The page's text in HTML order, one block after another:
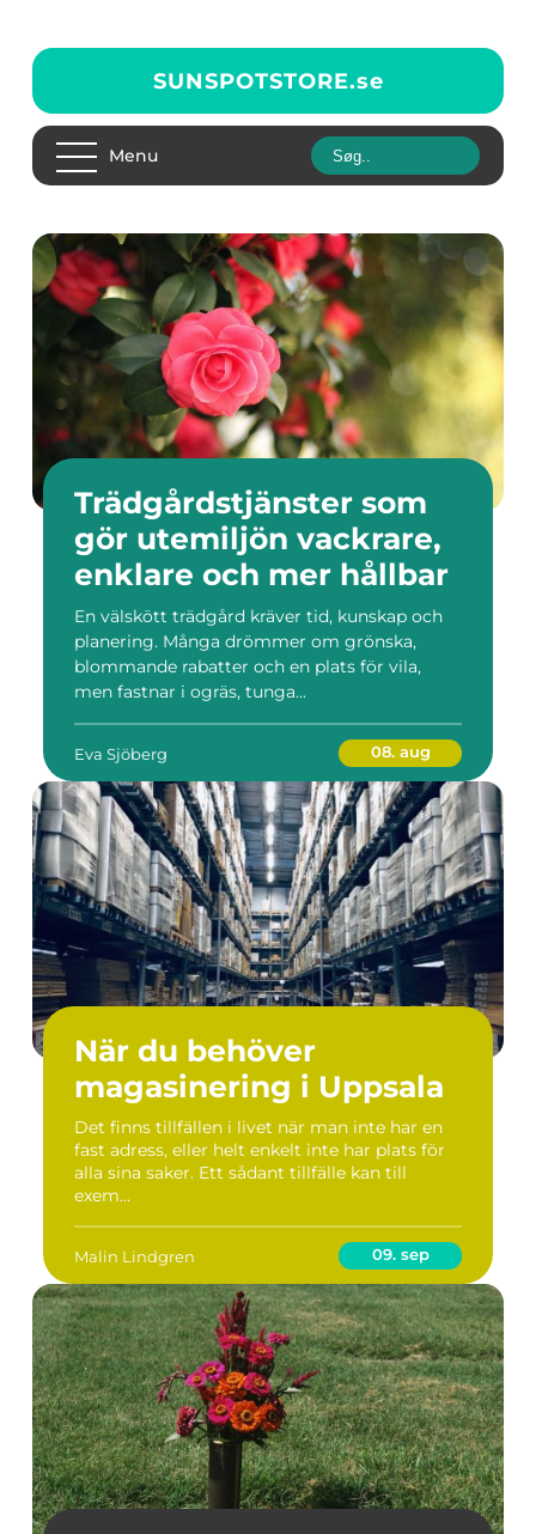
SUNSPOTSTORE.se
Menu
Trädgårdstjänster som
gör utemiljön vackrare,
enklare och mer hållbar
En välskött trädgård kräver tid, kunskap och
planering. Många drömmer om grönska,
blommande rabatter och en plats för vila,
men fastnar i ogräs, tunga...
Eva Sjöberg 08. aug
När du behöver
magasinering i Uppsala
Det finns tillfällen i livet när man inte har en
fast adress, eller helt enkelt inte har plats för
alla sina saker. Ett sådant tillfälle kan till
exem...
Malin Lindgren 09. sep